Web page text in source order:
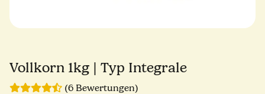
Vollkorn 1kg | Typ Integrale
(6 Bewertungen)